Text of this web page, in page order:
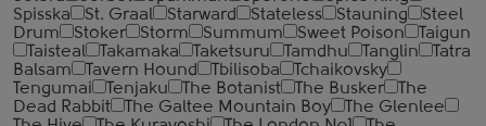
Spisska
St. Graal Starward Stateless Stauning
Steel
Drum
Stoker Storm Summum Sweet Poison
Taigun
Taisteal
Takamaka Taketsuru Tamdhu Tanglin
Tatra
Balsam
Tavern Hound Tbilisoba
Tchaikovsky
Tengumai
Tenjaku The Botanist The Busker
The
Dead Rabbit
The Galtee Mountain Boy
The Glenlee